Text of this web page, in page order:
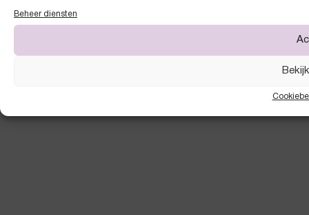
Beheer diensten